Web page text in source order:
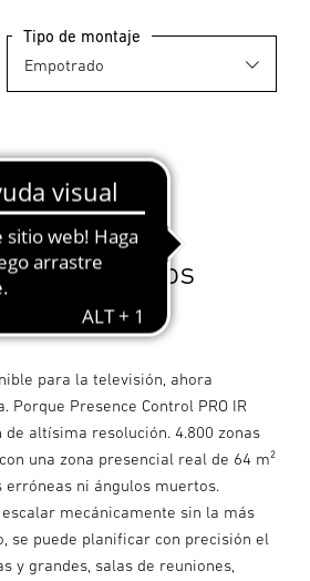
Tipo de montaje
lo que otros
para la televisión, ahora
Presence Control PRO IR
altísima resolución. 4.800 zonas
una zona presencial real de 64 m²
ni ángulos muertos.
mecánicamente sin la más
se puede planificar con precisión el
y grandes, salas de reuniones,